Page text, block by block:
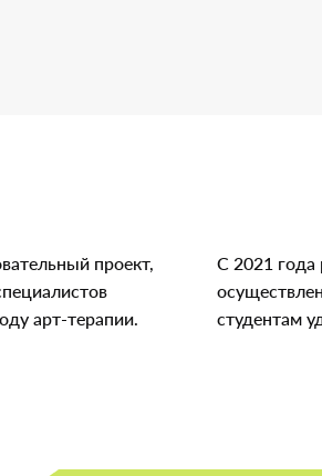
С 2021 года
студентам
проект,
арт-терапии.